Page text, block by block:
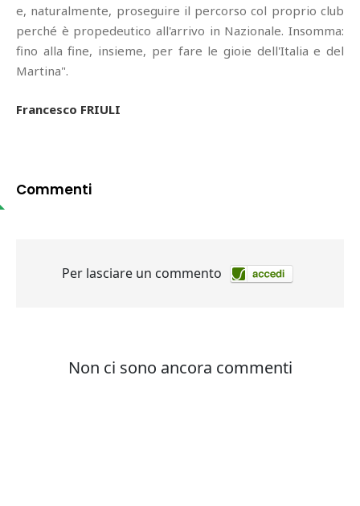
e, naturalmente, proseguire il percorso col proprio club
perché è propedeutico all'arrivo in Nazionale. Insomma:
fino alla fine, insieme, per fare le gioie dell'Italia e del
Martina".
Francesco FRIULI
Commenti